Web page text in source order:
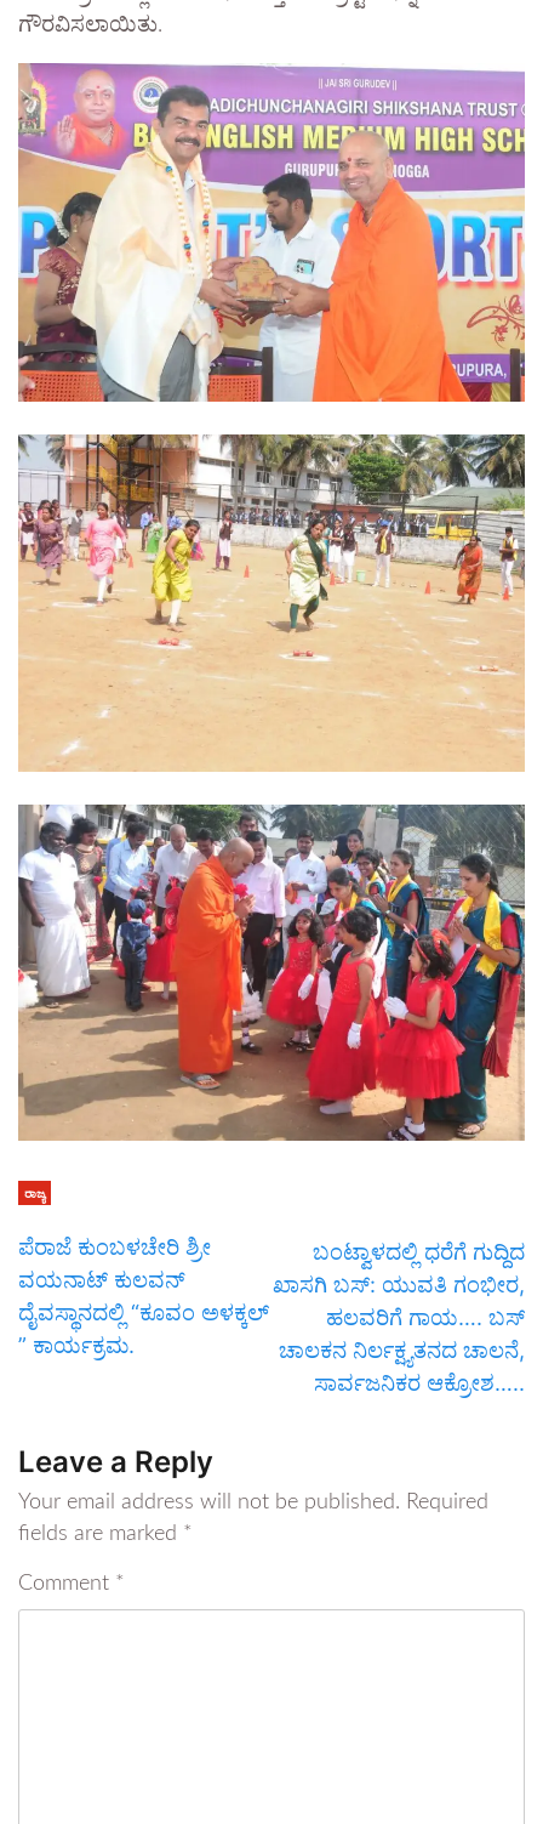
ಗೌರವಿಸಲಾಯಿತು.
ರಾಜ್ಯ
ಪೆರಾಜೆ ಕುಂಬಳಚೇರಿ ಶ್ರೀ
ವಯನಾಟ್ ಕುಲವನ್
ದೈವಸ್ಥಾನದಲ್ಲಿ “ಕೂವಂ ಅಳಕ್ಕಲ್
” ಕಾರ್ಯಕ್ರಮ.
ಬಂಟ್ವಾಳದಲ್ಲಿ ಧರೆಗೆ ಗುದ್ದಿದ
ಖಾಸಗಿ ಬಸ್: ಯುವತಿ ಗಂಭೀರ,
ಹಲವರಿಗೆ ಗಾಯ…. ಬಸ್
ಚಾಲಕನ ನಿರ್ಲಕ್ಷ್ಯತನದ ಚಾಲನೆ,
ಸಾರ್ವಜನಿಕರ ಆಕ್ರೋಶ…..
Leave a Reply
Your email address will not be published. Required
fields are marked *
Comment *